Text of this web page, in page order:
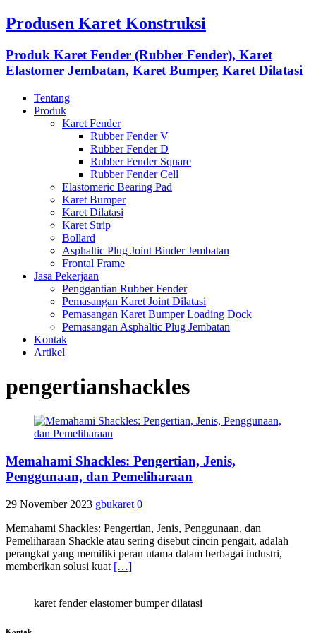
Produsen Karet Konstruksi
Produk Karet Fender (Rubber Fender), Karet
Elastomer Jembatan, Karet Bumper, Karet Dilatasi
Tentang
Produk
Karet Fender
Rubber Fender V
Rubber Fender D
Rubber Fender Square
Rubber Fender Cell
Elastomeric Bearing Pad
Karet Bumper
Karet Dilatasi
Karet Strip
Bollard
Asphaltic Plug Joint Binder Jembatan
Frontal Frame
Jasa Pekerjaan
Penggantian Rubber Fender
Pemasangan Karet Joint Dilatasi
Pemasangan Karet Bumper Loading Dock
Pemasangan Asphaltic Plug Jembatan
Kontak
Artikel
pengertianshackles
Memahami Shackles: Pengertian, Jenis,
Penggunaan, dan Pemeliharaan
29 November 2023 gbukaret 0
Memahami Shackles: Pengertian, Jenis, Penggunaan, dan
Pemeliharaan Shackle atau sering disebut cincin pengait, adalah
perangkat yang memiliki peran utama dalam berbagai industri,
memberikan solusi kuat […]
karet fender elastomer bumper dilatasi